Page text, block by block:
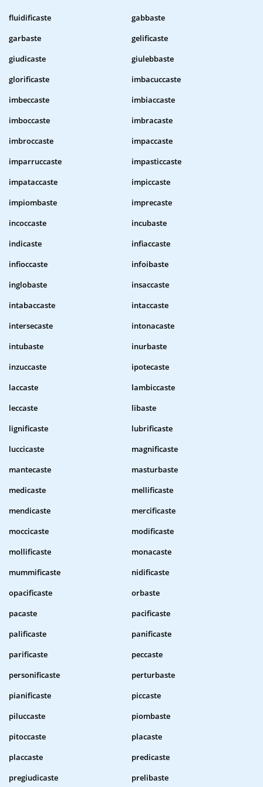
fluidificaste
gabbaste
garbaste
gelificaste
giudicaste
giulebbaste
glorificaste
imbacuccaste
imbeccaste
imbiaccaste
imboccaste
imbracaste
imbroccaste
impaccaste
imparruccaste
impasticcaste
impataccaste
impiccaste
impiombaste
imprecaste
incoccaste
incubaste
indicaste
infiaccaste
infioccaste
infoibaste
inglobaste
insaccaste
intabaccaste
intaccaste
intersecaste
intonacaste
intubaste
inurbaste
inzuccaste
ipotecaste
laccaste
lambiccaste
leccaste
libaste
lignificaste
lubrificaste
luccicaste
magnificaste
mantecaste
masturbaste
medicaste
mellificaste
mendicaste
mercificaste
moccicaste
modificaste
mollificaste
monacaste
mummificaste
nidificaste
opacificaste
orbaste
pacaste
pacificaste
palificaste
panificaste
parificaste
peccaste
personificaste
perturbaste
pianificaste
piccaste
piluccaste
piombaste
pitoccaste
placaste
placcaste
predicaste
pregiudicaste
prelibaste